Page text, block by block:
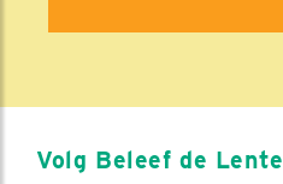
Volg Beleef de Lente